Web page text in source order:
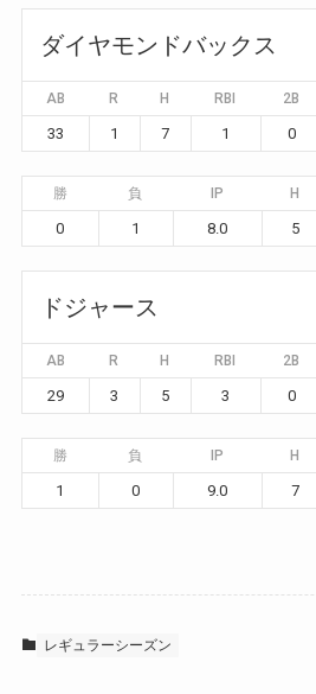
ダイヤモンドバックス
AB R H RBI 2B
33 1 7 1 0
勝 負 IP H
0 1 8.0 5
ドジャース
AB R H RBI 2B
29 3 5 3 0
勝 負 IP H
1 0 9.0 7
レギュラーシーズン